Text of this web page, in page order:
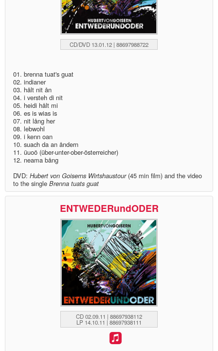
CD/DVD 13.01.12 | 88697988722
01. brenna tuat's guat
02. indianer
03. hålt nit ån
04. i versteh di nit
05. heidi hålt mi
06. es is wias is
07. nit lång her
08. lebwohl
09. i kenn oan
10. suach da an åndern
11. üuoö (über-unter-ober-österreicher)
12. neama bång
DVD: Hubert von Goiserns Wirtshaustour(45 min film) and the video
to the single Brenna tuats guat
ENTWEDERundODER
CD 02.09.11 | 88697938112
LP 14.10.11 | 88697938111